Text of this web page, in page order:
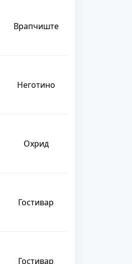
Врапчиште
Неготино
Охрид
Гостивар
Гостивар